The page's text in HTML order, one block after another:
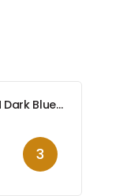
Pantofi barefoot pentru băieți AUTUMN Dark Blue Froddo G3110263